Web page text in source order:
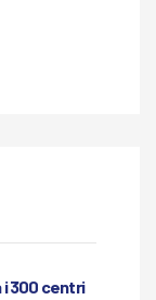
300 centri